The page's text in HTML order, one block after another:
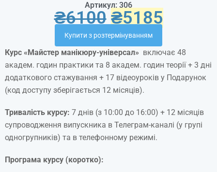
Артикул: 306
₴6100 ₴5185
Купити з розтермінуванням
Курс «Майстер манікюру-універсал» включає 48
академ. годин практики та 8 академ. годин теорії + 3 дні
додаткового стажування + 17 відеоуроків у Подарунок
(код доступу зберігається 12 місяців).
Тривалість курсу: 7 днів (з 10:00 до 16:00) + 12 місяців
супроводження випускника в Телеграм-каналі (у групі
одногрупників) та в телефонному режимі.
Програма курсу (коротко):